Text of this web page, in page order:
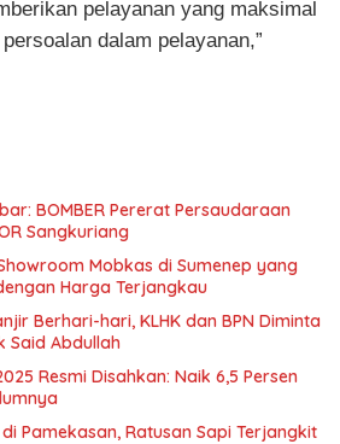
pelayanan yang maksimal
dalam pelayanan,”
BOMBER Pererat Persaudaraan
Sangkuriang
Mobkas di Sumenep yang
Harga Terjangkau
Berhari-hari, KLHK dan BPN Diminta
Said Abdullah
Resmi Disahkan: Naik 6,5 Persen
Pamekasan, Ratusan Sapi Terjangkit